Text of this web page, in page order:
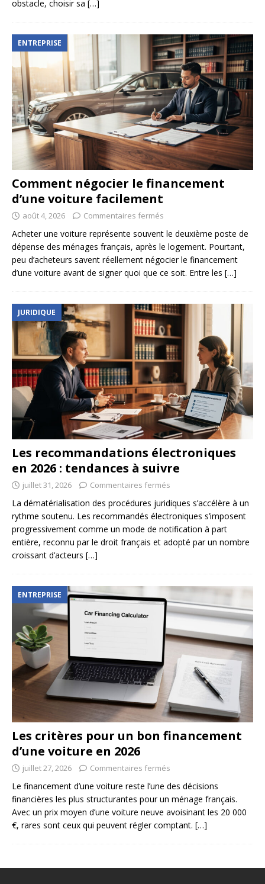
obstacle, choisir sa […]
ENTREPRISE
Comment négocier le financement
d’une voiture facilement
août 4, 2026 Commentaires fermés
Acheter une voiture représente souvent le deuxième poste de
dépense des ménages français, après le logement. Pourtant,
peu d’acheteurs savent réellement négocier le financement
d’une voiture avant de signer quoi que ce soit. Entre les […]
JURIDIQUE
Les recommandations électroniques
en 2026 : tendances à suivre
juillet 31, 2026 Commentaires fermés
La dématérialisation des procédures juridiques s’accélère à un
rythme soutenu. Les recommandés électroniques s’imposent
progressivement comme un mode de notification à part
entière, reconnu par le droit français et adopté par un nombre
croissant d’acteurs […]
ENTREPRISE
Les critères pour un bon financement
d’une voiture en 2026
juillet 27, 2026 Commentaires fermés
Le financement d’une voiture reste l’une des décisions
financières les plus structurantes pour un ménage français.
Avec un prix moyen d’une voiture neuve avoisinant les 20 000
€, rares sont ceux qui peuvent régler comptant. […]